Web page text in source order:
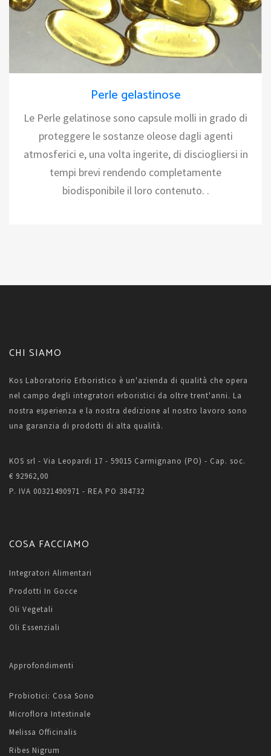
Perle gelastinose
Le Perle gelatinose sono capsule molli in grado di
proteggere le sostanze oleose dagli agenti
atmosferici e, una volta ingerite, di disciogliersi in
tempi brevi rendendo completamente
biodisponibile il loro contenuto. .
CHI SIAMO
Kos Laboratorio Erboristico è un'azienda di qualità che opera
nel campo degli integratori erboristici da oltre trent'anni. La
nostra esperienza e la nostra dedizione al nostro lavoro sono
una garanzia di prodotti di alta qualità.
KOS srl - Via Leopardi 17 - 59015 Carmignano (PO) - Cap. soc.
€ 92962,00
P. IVA 00321490971 - REA PO 384732
COSA FACCIAMO
Integratori Alimentari
Prodotti In Gocce
Oli Vegetali
Oli Essenziali
Approfondimenti
Probiotici: Cosa Sono
Microflora Intestinale
Melissa Officinalis
Ribes Nigrum